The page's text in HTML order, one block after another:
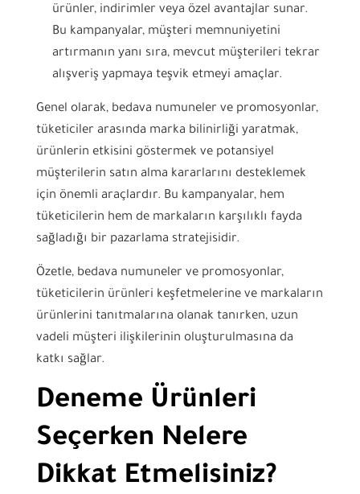
ürünler, indirimler veya özel avantajlar sunar.
Bu kampanyalar, müşteri memnuniyetini
artırmanın yanı sıra, mevcut müşterileri tekrar
alışveriş yapmaya teşvik etmeyi amaçlar.
Genel olarak, bedava numuneler ve promosyonlar,
tüketiciler arasında marka bilinirliği yaratmak,
ürünlerin etkisini göstermek ve potansiyel
müşterilerin satın alma kararlarını desteklemek
için önemli araçlardır. Bu kampanyalar, hem
tüketicilerin hem de markaların karşılıklı fayda
sağladığı bir pazarlama stratejisidir.
Özetle, bedava numuneler ve promosyonlar,
tüketicilerin ürünleri keşfetmelerine ve markaların
ürünlerini tanıtmalarına olanak tanırken, uzun
vadeli müşteri ilişkilerinin oluşturulmasına da
katkı sağlar.
Deneme Ürünleri
Seçerken Nelere
Dikkat Etmelisiniz?